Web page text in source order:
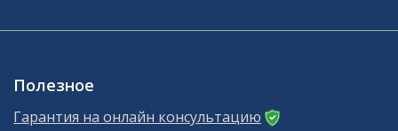
Полезное
Гарантия на онлайн консультацию